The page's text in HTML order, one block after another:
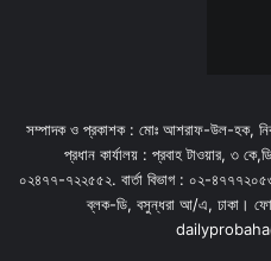
সম্পাদক ও প্রকাশক : মোঃ আশরাফ-উল-হক,
প্রধান কার্যালয় : প্রবাহ টাওয়ার, ৩
০২৪৭৭-৭২২৫৫২. বার্তা বিভাগ : ০২-
ব্লক-ডি, বসুন্ধরা আ/এ, ঢাকা।